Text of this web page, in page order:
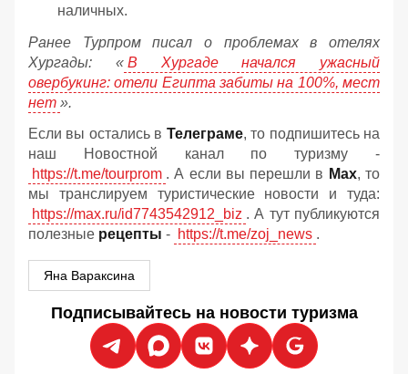
наличных.
Ранее Турпром писал о проблемах в отелях
Хургады: « В Хургаде начался ужасный
овербукинг: отели Египта забиты на 100%, мест
нет ».
Если вы остались в Телеграме, то подпишитесь на
наш Новостной канал по туризму -
https://t.me/tourprom . А если вы перешли в Мах, то
мы транслируем туристические новости и туда:
https://max.ru/id7743542912_biz . А тут публикуются
полезные рецепты - https://t.me/zoj_news .
Яна Вараксина
Подписывайтесь на новости туризма